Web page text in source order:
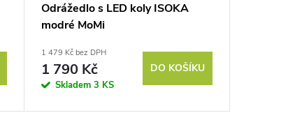
Odrážedlo s LED koly ISOKA
modré MoMi
1 479 Kč bez DPH
1 790 Kč
Skladem 3 KS
DO KOŠÍKU